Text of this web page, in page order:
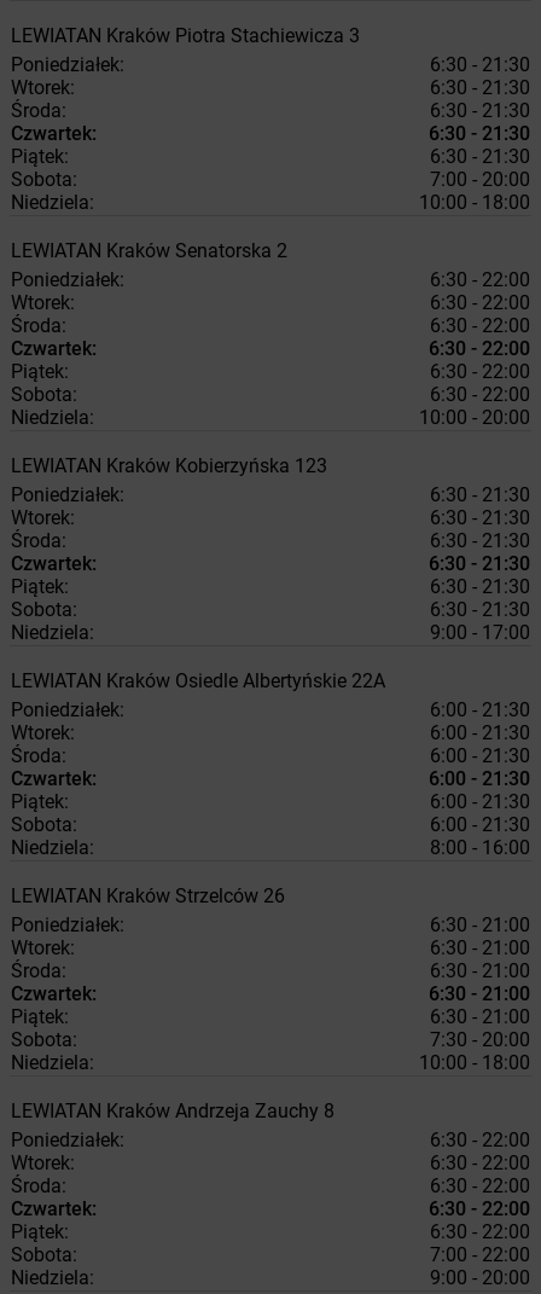
LEWIATAN Kraków Piotra Stachiewicza 3
Poniedziałek:
6:30 - 21:30
Wtorek:
6:30 - 21:30
Środa:
6:30 - 21:30
Czwartek:
6:30 - 21:30
Piątek:
6:30 - 21:30
Sobota:
7:00 - 20:00
Niedziela:
10:00 - 18:00
LEWIATAN Kraków Senatorska 2
Poniedziałek:
6:30 - 22:00
Wtorek:
6:30 - 22:00
Środa:
6:30 - 22:00
Czwartek:
6:30 - 22:00
Piątek:
6:30 - 22:00
Sobota:
6:30 - 22:00
Niedziela:
10:00 - 20:00
LEWIATAN Kraków Kobierzyńska 123
Poniedziałek:
6:30 - 21:30
Wtorek:
6:30 - 21:30
Środa:
6:30 - 21:30
Czwartek:
6:30 - 21:30
Piątek:
6:30 - 21:30
Sobota:
6:30 - 21:30
Niedziela:
9:00 - 17:00
LEWIATAN Kraków Osiedle Albertyńskie 22A
Poniedziałek:
6:00 - 21:30
Wtorek:
6:00 - 21:30
Środa:
6:00 - 21:30
Czwartek:
6:00 - 21:30
Piątek:
6:00 - 21:30
Sobota:
6:00 - 21:30
Niedziela:
8:00 - 16:00
LEWIATAN Kraków Strzelców 26
Poniedziałek:
6:30 - 21:00
Wtorek:
6:30 - 21:00
Środa:
6:30 - 21:00
Czwartek:
6:30 - 21:00
Piątek:
6:30 - 21:00
Sobota:
7:30 - 20:00
Niedziela:
10:00 - 18:00
LEWIATAN Kraków Andrzeja Zauchy 8
Poniedziałek:
6:30 - 22:00
Wtorek:
6:30 - 22:00
Środa:
6:30 - 22:00
Czwartek:
6:30 - 22:00
Piątek:
6:30 - 22:00
Sobota:
7:00 - 22:00
Niedziela:
9:00 - 20:00